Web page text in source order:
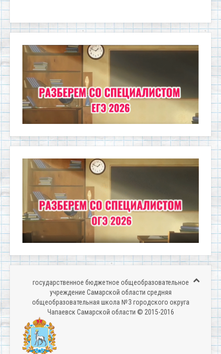
государственное бюджетное общеобразовательное
учреждение Самарской области средняя
общеобразовательная школа № 3 городского округа
Чапаевск Самарской области © 2015-2016